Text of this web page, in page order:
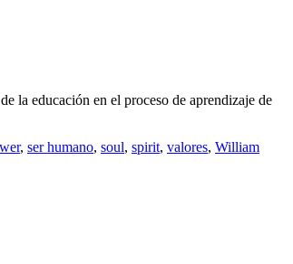
la educación en el proceso de aprendizaje de
, ser humano, soul, spirit, valores, William